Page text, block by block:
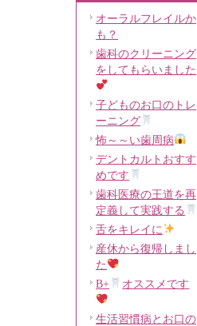
オーラルフレイルか
も？
歯科のクリーニング
をしてもらいました
子どものお口のトレ
ーニング
怖～～い歯周病
デントカルトおすす
めです
歯科医療の王道を再
定義して実践する
舌をキレイに
産休から復帰しまし
た
B+
オススメです
生活習慣病とお口の